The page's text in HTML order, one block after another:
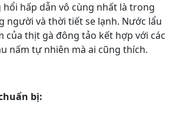
hổi hấp dẫn vô cùng nhất là trong
người và thời tiết se lạnh. Nước lẩu
của thịt gà đông tảo kết hợp với các
nấm tự nhiên mà ai cũng thích.
bị: